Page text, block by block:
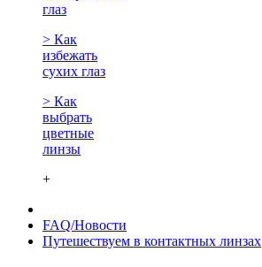
глаз
> Как
избежать
сухих глаз
> Как
выбрать
цветные
линзы
+
FAQ/Новости
Путешествуем в контактных линзах